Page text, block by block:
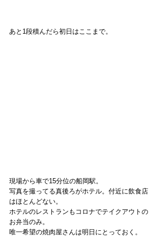
あと1段積んだら初日はここまで。
現場から車で15分位の船岡駅。
写真を撮ってる真後ろがホテル。付近に飲食店
はほとんどない。
ホテルのレストランもコロナでテイクアウトの
お弁当のみ。
唯一希望の焼肉屋さんは明日にとっておく。